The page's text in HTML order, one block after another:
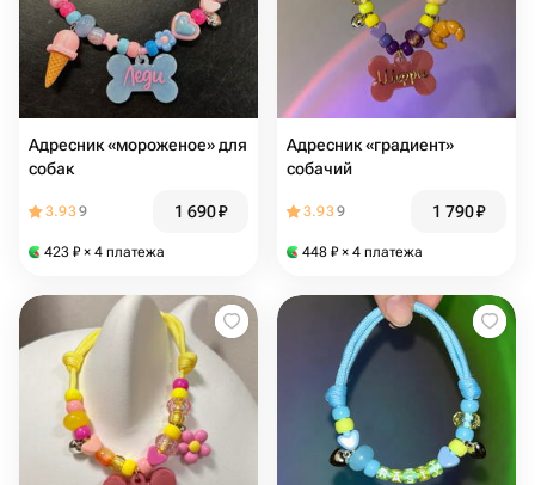
Адресник «мороженое» для
собак
3.939 1 690₽
423 ₽ × 4 платежа
Адресник «градиент»
собачий
3.939 1 790₽
448 ₽ × 4 платежа